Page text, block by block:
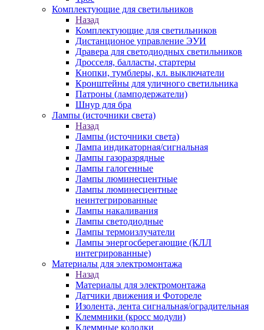
Комплектующие для светильников
Назад
Комплектующие для светильников
Дистанционое управление ЭУИ
Дравера для светодиодных светильников
Дросселя, балласты, стартеры
Кнопки, тумблеры, кл. выключатели
Кронштейны для уличного светильника
Патроны (ламподержатели)
Шнур для бра
Лампы (источники света)
Назад
Лампы (источники света)
Лампа индикаторная/сигнальная
Лампы газоразрядные
Лампы галогенные
Лампы люминесцентные
Лампы люминесцентные
неинтегрированные
Лампы накаливания
Лампы светодиодные
Лампы термоизлучатели
Лампы энергосберегающие (КЛЛ
интегрированные)
Материалы для электромонтажа
Назад
Материалы для электромонтажа
Датчики движения и Фотореле
Изолента, лента сигнальная/оградительная
Клеммники (кросс модули)
Клеммные колодки